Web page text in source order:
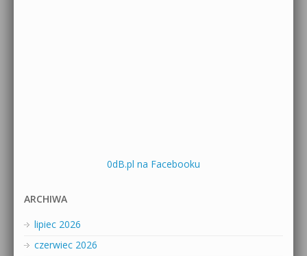
0dB.pl na Facebooku
ARCHIWA
lipiec 2026
czerwiec 2026